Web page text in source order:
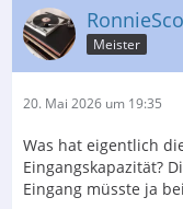
Meister
20. Mai 2026 um 19:35
Was hat eigentlich
Eingangskapazität?
Eingang müsste ja